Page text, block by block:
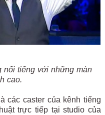
nổi tiếng với những màn
cao.
các caster của kênh tiếng
trực tiếp tại studio của